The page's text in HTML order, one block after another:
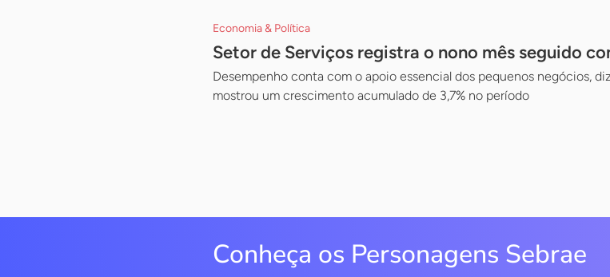
Economia & Política
Setor de Serviços registra o nono mês seguido
Desempenho conta com o apoio essencial dos pequenos negócios,
mostrou um crescimento acumulado de 3,7% no período
Conheça os Personagens Sebrae